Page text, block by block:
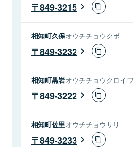
849-3215
相知町久保オウチチョウクボ
849-3232
相知町黒岩オウチチョウクロイワ
849-3222
相知町佐里オウチチョウサリ
849-3233